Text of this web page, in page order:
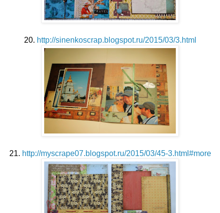
20. http://sinenkoscrap.blogspot.ru/2015/03/3.html
21. http://myscrape07.blogspot.ru/2015/03/45-3.html#more